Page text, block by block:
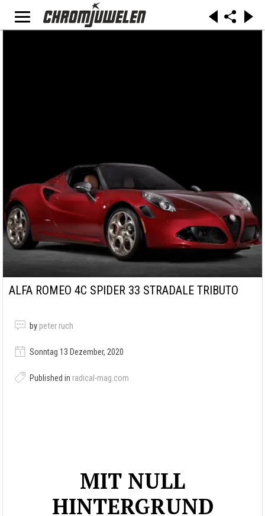
ALFA ROMEO 4C SPIDER 33 STRADALE TRIBUTO
by peter ruch
Sonntag 13 Dezember, 2020
Published in radical-mag.com
MIT NULL
HINTERGRUND